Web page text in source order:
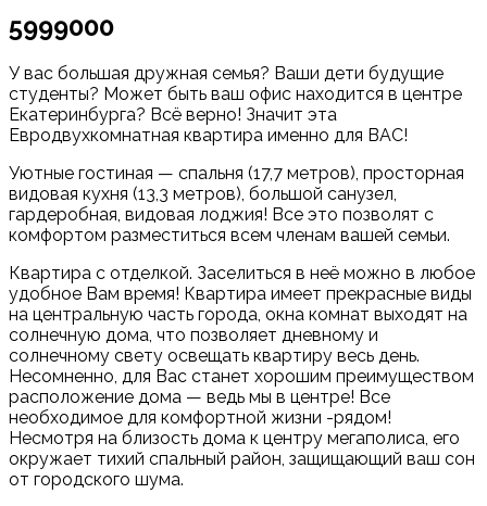
5999000
У вас большая дружная семья? Ваши дети будущие
студенты? Может быть ваш офис находится в центре
Екатеринбурга? Всё верно! Значит эта
Евродвухкомнатная квартира именно для ВАС!
Уютные гостиная — спальня (17,7 метров), просторная
видовая кухня (13,3 метров), большой санузел,
гардеробная, видовая лоджия! Все это позволят с
комфортом разместиться всем членам вашей семьи.
Квартира с отделкой. Заселиться в неё можно в любое
удобное Вам время! Квартира имеет прекрасные виды
на центральную часть города, окна комнат выходят на
солнечную дома, что позволяет дневному и
солнечному свету освещать квартиру весь день.
Несомненно, для Вас станет хорошим преимуществом
расположение дома — ведь мы в центре! Все
необходимое для комфортной жизни -рядом!
Несмотря на близость дома к центру мегаполиса, его
окружает тихий спальный район, защищающий ваш сон
от городского шума.